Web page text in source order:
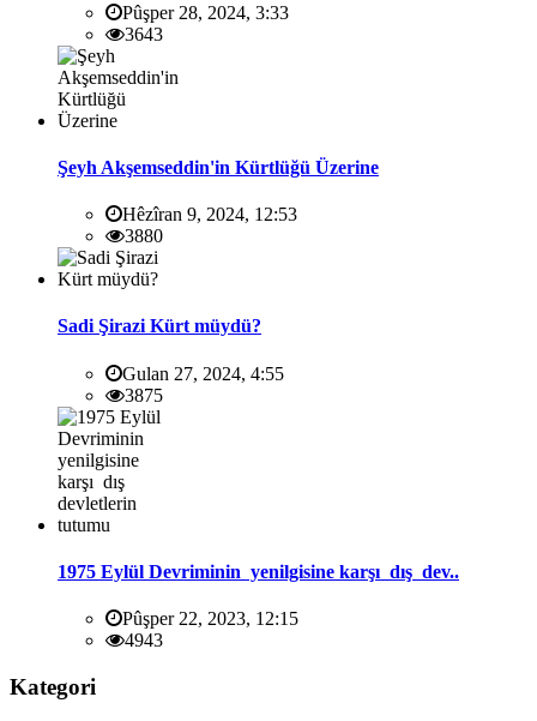
Pûşper 28, 2024, 3:33
3643
Şeyh Akşemseddin'in Kürtlüğü Üzerine
Hêzîran 9, 2024, 12:53
3880
Sadi Şirazi Kürt müydü?
Gulan 27, 2024, 4:55
3875
1975 Eylül Devriminin yenilgisine karşı dış dev..
Pûşper 22, 2023, 12:15
4943
Kategori